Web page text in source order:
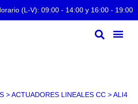
(L-V): 09:00 - 14:00 y 16:00 - 19:00
> ACTUADORES LINEALES CC > ALI4